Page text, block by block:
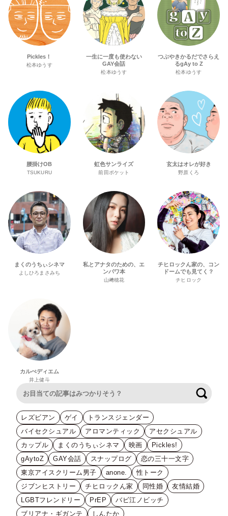
Pickles！
松本ゆうす
一生に一度も使わない
GAY会話
松本ゆうす
つぶやきかるだでさらえ
るgAy to Z
松本ゆうす
腰掛けOB
TSUKURU
虹色サンライズ
前田ポケット
玄太はオレが好き
野原くろ
まくのうちぃシネマ
よしひろまさみち
私とアナタのための、エ
ンパワ本
山﨑穂花
チヒロックん家の、コン
ドームでも見てく？
チヒロック
カルぺディエム
井上健斗
レズビアン ゲイ
トランスジェンダー
バイセクシュアル
アロマンティック
アセクシュアル
カップル
まくのうちぃシネマ 映画
Pickles!
gAytoZ
GAY会話 スナップログ
恋の三十一文字
東京アイスクリーム男子
anone.
性トーク
ジブンヒストリー
チヒロックん家 同性婚
友情結婚
LGBTフレンドリー
PrEP
バビ江ノビッチ
ブリアナ・ギガンテ
しんたか